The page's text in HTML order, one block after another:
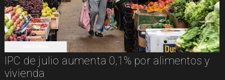
IPC de julio aumenta 0,1% por alimentos y
vivienda